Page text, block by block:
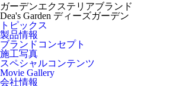
ガーデンエクステリアブランド
Dea's Garden ディーズガーデン
トピックス
製品情報
ブランドコンセプト
施工写真
スペシャルコンテンツ
Movie Gallery
会社情報